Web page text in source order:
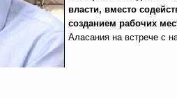
власти, вместо
созданием рабочих
Аласания на встрече с